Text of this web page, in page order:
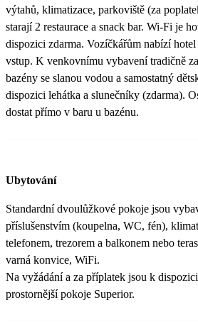
výtahů, klimatizace, parkoviště (za
starají 2 restaurace a snack bar. Wi-Fi je
dispozici zdarma. Vozíčkářům nabízí
vstup. K venkovnímu vybavení tradičně
bazény se slanou vodou a samostatný
dispozici lehátka a slunečníky (zdarma).
dostat přímo v baru u bazénu.
Ubytování
Standardní dvoulůžkové pokoje jsou
příslušenstvím (koupelna, WC, fén),
telefonem, trezorem a balkonem nebo
varná konvice, WiFi.
Na vyžádání a za příplatek jsou k
prostornější pokoje Superior.